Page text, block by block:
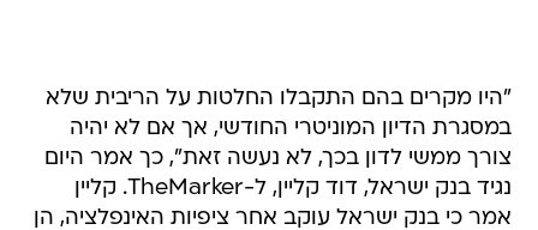
"היו מקרים בהם התקבלו החלטות על הריבית שלא
במסגרת הדיון המוניטרי החודשי, אך אם לא יהיה
צורך ממשי לדון בכך, לא נעשה זאת", כך אמר היום
נגיד בנק ישראל, דוד קליין, ל-TheMarker. קליין
אמר כי בנק ישראל עוקב אחר ציפיות האינפלציה, הן